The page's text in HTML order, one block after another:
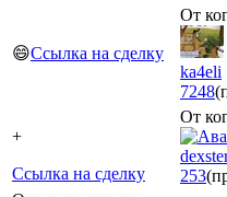
😄Ссылка на сделку
От
ka4eli
7248
+
Ссылка на сделку
От
253